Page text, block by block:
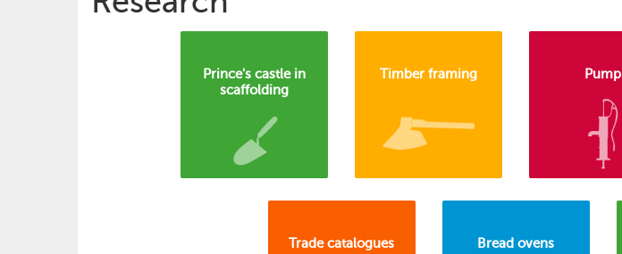
Prince's castle in
scaffolding
Timber framing Pump
Trade catalogues Bread ovens